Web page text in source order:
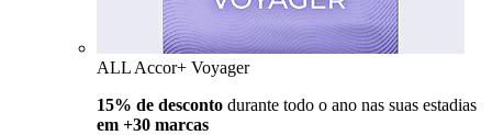
ALL Accor+ Voyager
15% de desconto durante todo o ano nas suas estadias
em +30 marcas